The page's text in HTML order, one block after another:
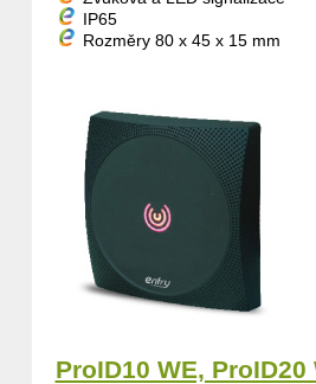
IP65
Rozměry 80 x 45 x 15 mm
ProID10 WE, ProID20